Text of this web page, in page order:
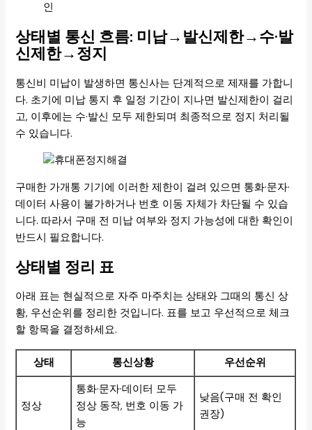
인
상태별 통신 흐름: 미납→발신제한→수·발
신제한→정지
통신비 미납이 발생하면 통신사는 단계적으로 제재를 가합니
다. 초기에 미납 통지 후 일정 기간이 지나면 발신제한이 걸리
고, 이후에는 수·발신 모두 제한되며 최종적으로 정지 처리될
수 있습니다.
구매한 가개통 기기에 이러한 제한이 걸려 있으면 통화·문자·
데이터 사용이 불가하거나 번호 이동 자체가 차단될 수 있습
니다. 따라서 구매 전 미납 여부와 정지 가능성에 대한 확인이
반드시 필요합니다.
상태별 정리 표
아래 표는 현실적으로 자주 마주치는 상태와 그때의 통신 상
황, 우선순위를 정리한 것입니다. 표를 보고 우선적으로 체크
할 항목을 결정하세요.
상태 통신상황 우선순위
정상
통화·문자·데이터 모두
정상 동작, 번호 이동 가
능
낮음(구매 전 확인
권장)